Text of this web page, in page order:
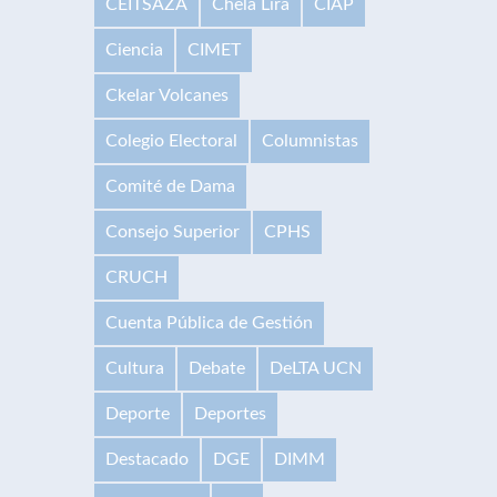
CEITSAZA Chela Lira CIAP
Ciencia CIMET
Ckelar Volcanes
Colegio Electoral Columnistas
Comité de Dama
Consejo Superior CPHS
CRUCH
Cuenta Pública de Gestión
Cultura Debate DeLTA UCN
Deporte Deportes
Destacado DGE DIMM